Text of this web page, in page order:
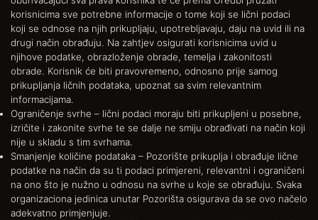
korisnicima sve potrebne informacije o tome koji se lični podaci
koji se odnose na njih prikupljaju, upotrebljavaju, daju na uvid ili na
drugi način obrađuju. Na zahtjev osigurati korisnicima uvid u
njihove podatke, obrazloženje obrade, temelja i zakonitosti
obrade. Korisnik će biti pravovremeno, odnosno prije samog
prikupljanja ličnih podataka, upoznat sa svim relevantnim
informacijama.
Ograničenje svrhe – lični podaci moraju biti prikupljeni u posebne,
izričite i zakonite svrhe te se dalje ne smiju obrađivati na način koji
nije u skladu s tim svrhama.
Smanjenje količine podataka – Pozorište prikuplja i obrađuje lične
podatke na način da su ti podaci primjereni, relevantni i ograničeni
na ono što je nužno u odnosu na svrhe u koje se obrađuju. Svaka
organizaciona jedinica unutar Pozorišta osigurava da se ovo načelo
adekvatno primjenjuje.